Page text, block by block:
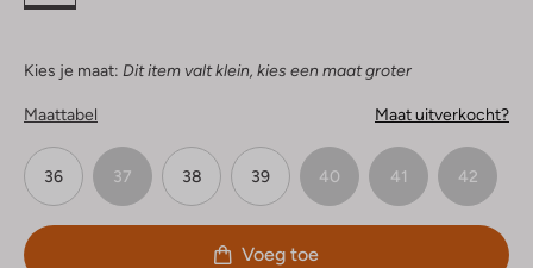
Kies je maat: Dit item valt klein, kies een maat groter
Maattabel Maat uitverkocht?
36 37 38 39 40 41 42
Voeg toe